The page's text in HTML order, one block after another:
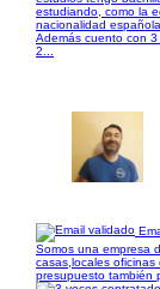
estudiando, como la
nacionalidad
Además cuento con
2...
Somos una empresa
casas,locales oficinas
presupuesto también